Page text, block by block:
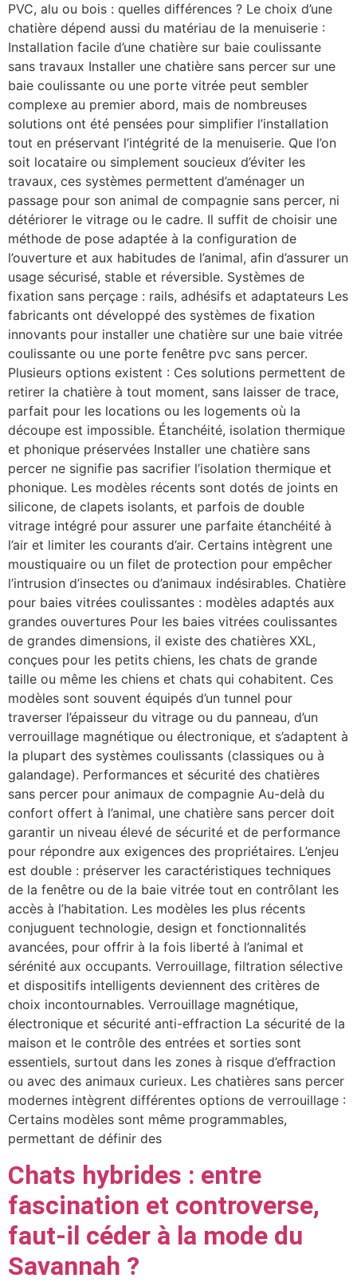
PVC, alu ou bois : quelles différences ? Le choix d’une
chatière dépend aussi du matériau de la menuiserie :
Installation facile d’une chatière sur baie coulissante
sans travaux Installer une chatière sans percer sur une
baie coulissante ou une porte vitrée peut sembler
complexe au premier abord, mais de nombreuses
solutions ont été pensées pour simplifier l’installation
tout en préservant l’intégrité de la menuiserie. Que l’on
soit locataire ou simplement soucieux d’éviter les
travaux, ces systèmes permettent d’aménager un
passage pour son animal de compagnie sans percer, ni
détériorer le vitrage ou le cadre. Il suffit de choisir une
méthode de pose adaptée à la configuration de
l’ouverture et aux habitudes de l’animal, afin d’assurer un
usage sécurisé, stable et réversible. Systèmes de
fixation sans perçage : rails, adhésifs et adaptateurs Les
fabricants ont développé des systèmes de fixation
innovants pour installer une chatière sur une baie vitrée
coulissante ou une porte fenêtre pvc sans percer.
Plusieurs options existent : Ces solutions permettent de
retirer la chatière à tout moment, sans laisser de trace,
parfait pour les locations ou les logements où la
découpe est impossible. Étanchéité, isolation thermique
et phonique préservées Installer une chatière sans
percer ne signifie pas sacrifier l’isolation thermique et
phonique. Les modèles récents sont dotés de joints en
silicone, de clapets isolants, et parfois de double
vitrage intégré pour assurer une parfaite étanchéité à
l’air et limiter les courants d’air. Certains intègrent une
moustiquaire ou un filet de protection pour empêcher
l’intrusion d’insectes ou d’animaux indésirables. Chatière
pour baies vitrées coulissantes : modèles adaptés aux
grandes ouvertures Pour les baies vitrées coulissantes
de grandes dimensions, il existe des chatières XXL,
conçues pour les petits chiens, les chats de grande
taille ou même les chiens et chats qui cohabitent. Ces
modèles sont souvent équipés d’un tunnel pour
traverser l’épaisseur du vitrage ou du panneau, d’un
verrouillage magnétique ou électronique, et s’adaptent à
la plupart des systèmes coulissants (classiques ou à
galandage). Performances et sécurité des chatières
sans percer pour animaux de compagnie Au-delà du
confort offert à l’animal, une chatière sans percer doit
garantir un niveau élevé de sécurité et de performance
pour répondre aux exigences des propriétaires. L’enjeu
est double : préserver les caractéristiques techniques
de la fenêtre ou de la baie vitrée tout en contrôlant les
accès à l’habitation. Les modèles les plus récents
conjuguent technologie, design et fonctionnalités
avancées, pour offrir à la fois liberté à l’animal et
sérénité aux occupants. Verrouillage, filtration sélective
et dispositifs intelligents deviennent des critères de
choix incontournables. Verrouillage magnétique,
électronique et sécurité anti-effraction La sécurité de la
maison et le contrôle des entrées et sorties sont
essentiels, surtout dans les zones à risque d’effraction
ou avec des animaux curieux. Les chatières sans percer
modernes intègrent différentes options de verrouillage :
Certains modèles sont même programmables,
permettant de définir des
Chats hybrides : entre
fascination et controverse,
faut-il céder à la mode du
Savannah ?